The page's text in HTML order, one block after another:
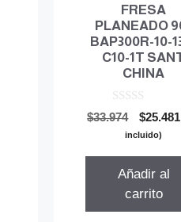
FRESA
PLANEADO
BAP300R-10-
C10-1T
CHINA
0
d
$33.974
El
precio
era:
$33.974.
$25.481
incluido)
Añadir al
carrito